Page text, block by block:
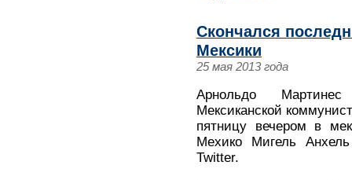
Скончался
Мексики
25 мая 2013 года
Арнольдо
Мексиканской
пятницу вечером в
Мехико Мигель
Twitter.